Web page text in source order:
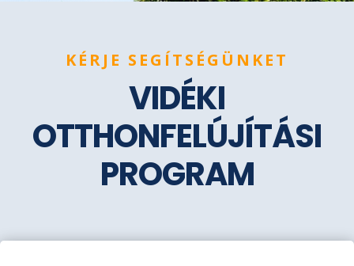
KÉRJE SEGÍTSÉGÜNKET
VIDÉKI
OTTHONFELÚJÍTÁSI
PROGRAM